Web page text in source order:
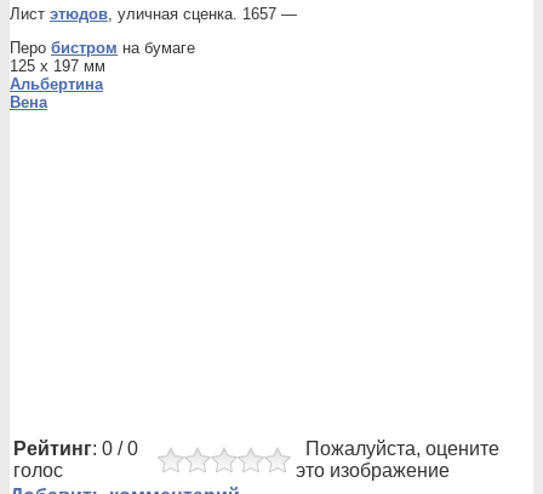
Лист этюдов, уличная сценка. 1657 —
Перо бистром на бумаге
125 x 197 мм
Альбертина
Вена
Рейтинг: 0 / 0
голос
Пожалуйста, оцените
это изображение